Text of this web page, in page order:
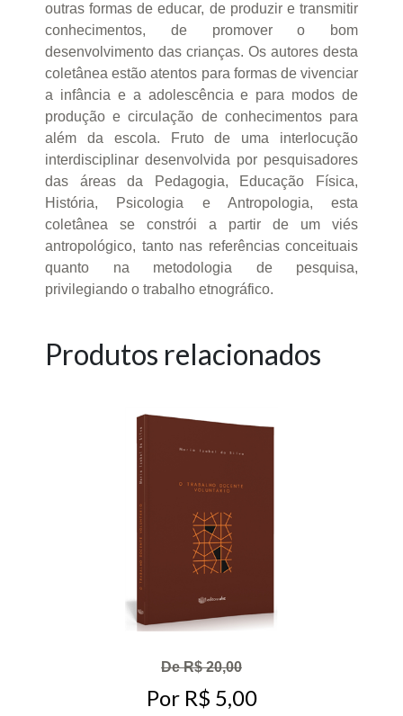
outras formas de educar, de produzir e transmitir
conhecimentos, de promover o bom
desenvolvimento das crianças. Os autores desta
coletânea estão atentos para formas de vivenciar
a infância e a adolescência e para modos de
produção e circulação de conhecimentos para
além da escola. Fruto de uma interlocução
interdisciplinar desenvolvida por pesquisadores
das áreas da Pedagogia, Educação Física,
História, Psicologia e Antropologia, esta
coletânea se constrói a partir de um viés
antropológico, tanto nas referências conceituais
quanto na metodologia de pesquisa,
privilegiando o trabalho etnográfico.
Produtos relacionados
De R$ 20,00
Por R$ 5,00